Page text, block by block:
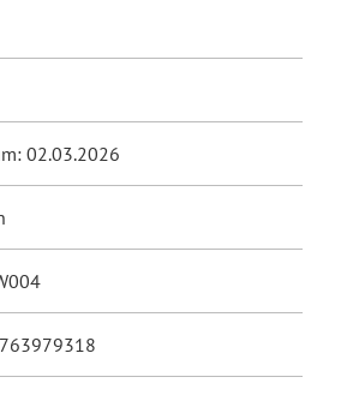
02.03.2026